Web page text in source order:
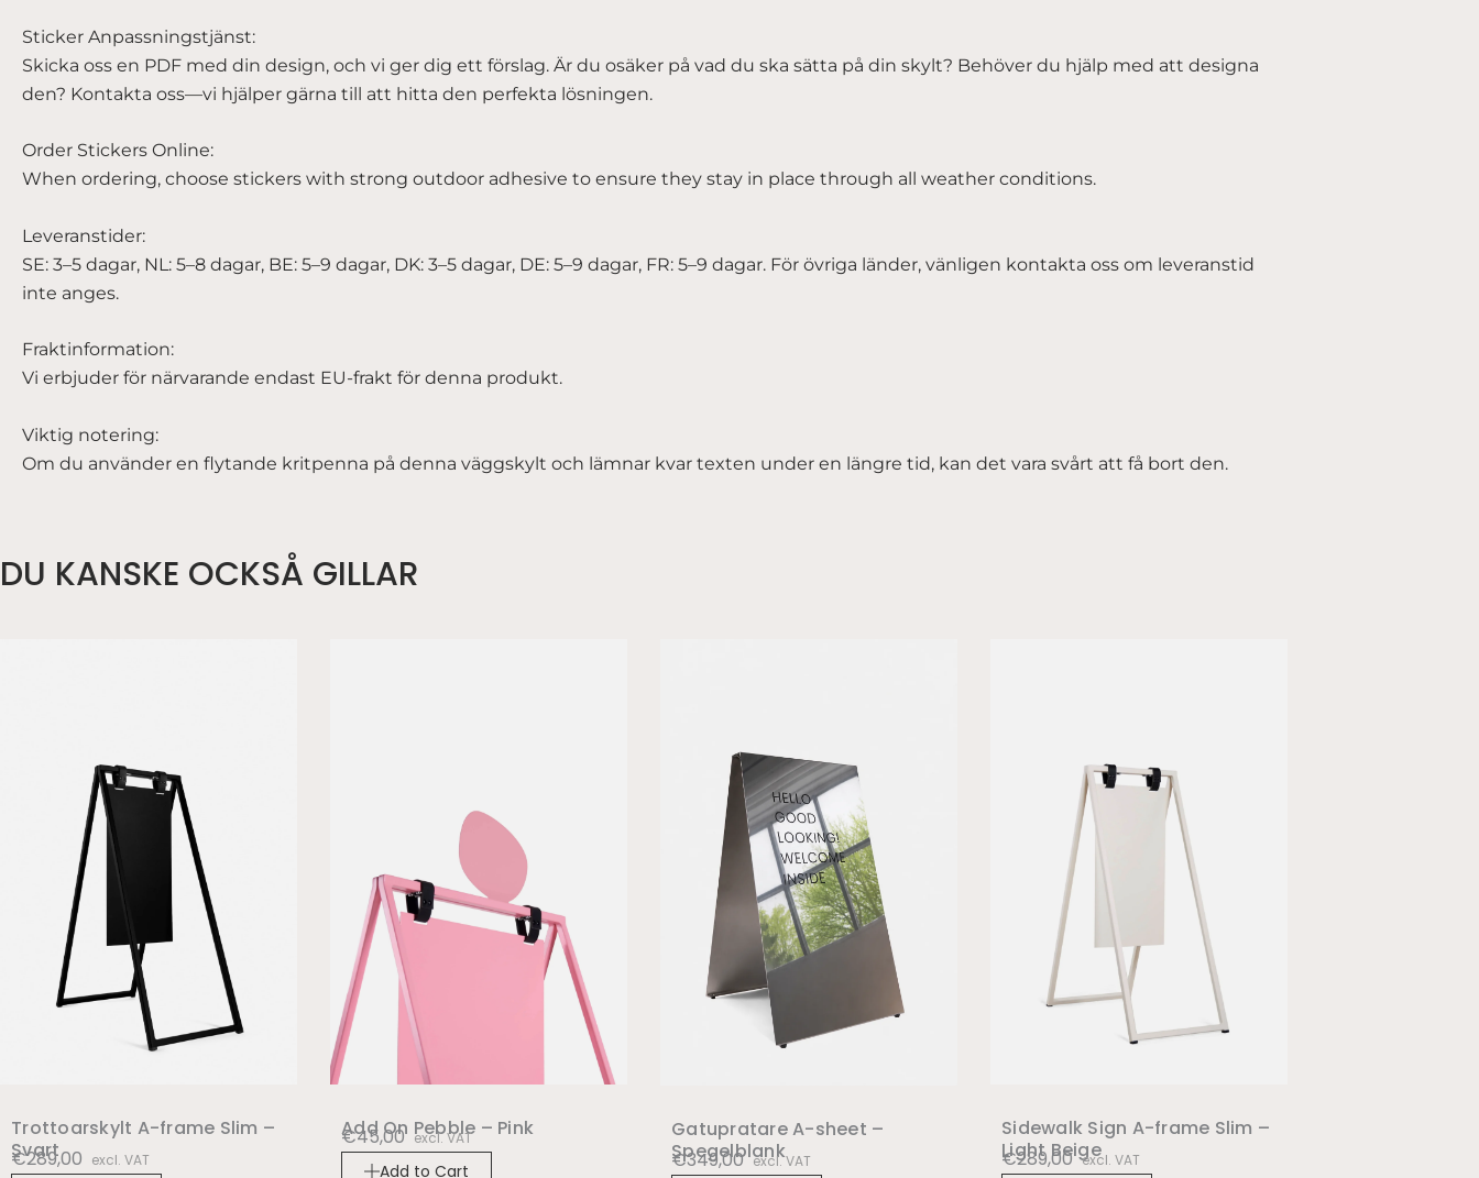
Sticker Anpassningstjänst:
Skicka oss en PDF med din design, och vi ger dig ett förslag. Är du osäker på vad du ska sätta på din skylt? Behöver du hjälp med att designa
den? Kontakta oss—vi hjälper gärna till att hitta den perfekta lösningen.
Order Stickers Online:
When ordering, choose stickers with strong outdoor adhesive to ensure they stay in place through all weather conditions.
Leveranstider:
SE: 3–5 dagar, NL: 5–8 dagar, BE: 5–9 dagar, DK: 3–5 dagar, DE: 5–9 dagar, FR: 5–9 dagar. För övriga länder, vänligen kontakta oss om leveranstid
inte anges.
Fraktinformation:
Vi erbjuder för närvarande endast EU-frakt för denna produkt.
Viktig notering:
Om du använder en flytande kritpenna på denna väggskylt och lämnar kvar texten under en längre tid, kan det vara svårt att få bort den.
DU KANSKE OCKSÅ GILLAR
Trottoarskylt A-frame Slim –
Svart
€289,00 excl. VAT
Add On Pebble – Pink
€45,00 excl. VAT
Add to Cart
Gatupratare A-sheet –
Spegelblank
€349,00 excl. VAT
Sidewalk Sign A-frame Slim –
Light Beige
€289,00 excl. VAT